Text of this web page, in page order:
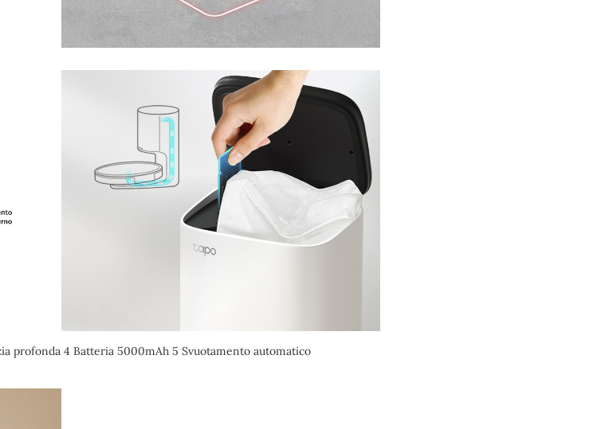
profonda 4 Batteria 5000mAh 5 Svuotamento automatico